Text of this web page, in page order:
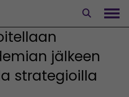
jälkeen
strategioilla